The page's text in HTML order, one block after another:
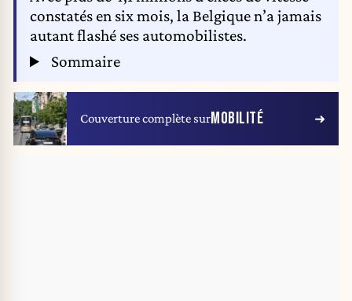
constatés en six mois, la Belgique n’a jamais
autant flashé ses automobilistes.
Sommaire
Couverture complète surMOBILITÉ